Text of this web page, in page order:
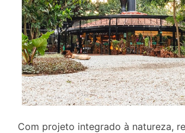
Com projeto integrado à natureza,